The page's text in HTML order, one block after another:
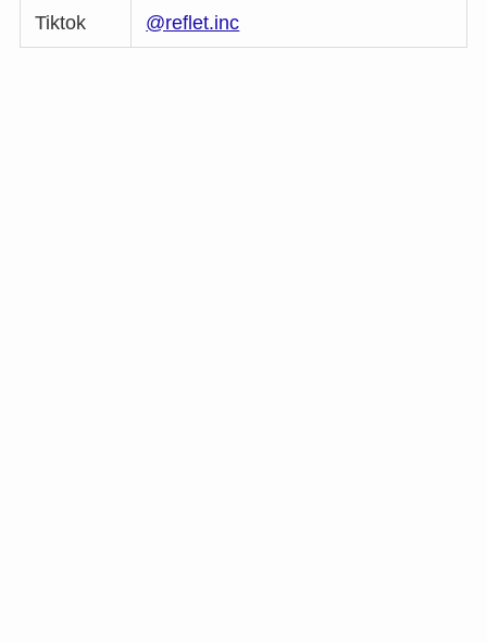
Tiktok @reflet.inc